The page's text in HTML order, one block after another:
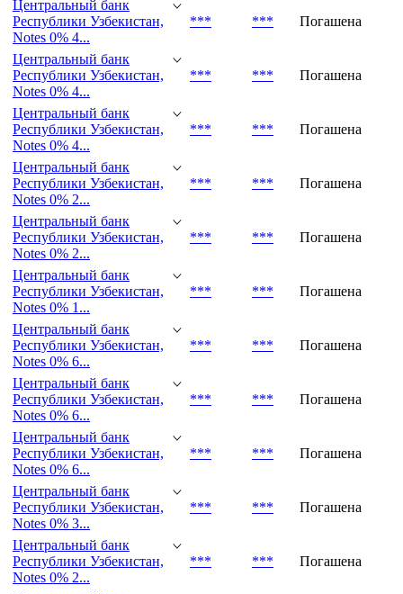
Центральный банк
Республики Узбекистан,
Notes 0% 1...
*** *** Погашена
Центральный банк
Республики Узбекистан,
Notes 0% 4...
*** *** Погашена
Центральный банк
Республики Узбекистан,
Notes 0% 4...
*** *** Погашена
Центральный банк
Республики Узбекистан,
Notes 0% 4...
*** *** Погашена
Центральный банк
Республики Узбекистан,
Notes 0% 2...
*** *** Погашена
Центральный банк
Республики Узбекистан,
Notes 0% 2...
*** *** Погашена
Центральный банк
Республики Узбекистан,
Notes 0% 1...
*** *** Погашена
Центральный банк
Республики Узбекистан,
Notes 0% 6...
*** *** Погашена
Центральный банк
Республики Узбекистан,
Notes 0% 6...
*** *** Погашена
Центральный банк
Республики Узбекистан,
Notes 0% 6...
*** *** Погашена
Центральный банк
Республики Узбекистан,
Notes 0% 3...
*** *** Погашена